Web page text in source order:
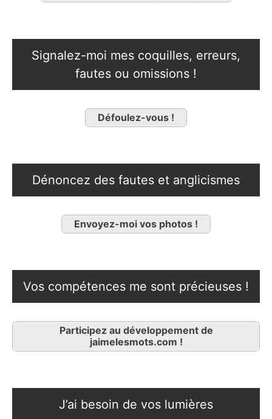
Signalez-moi mes coquilles, erreurs,
fautes ou omissions !
Défoulez-vous !
Dénoncez des fautes et anglicismes
Envoyez-moi vos photos !
Vos compétences me sont précieuses !
Participez au développement de
jaimelesmots.com !
J’ai besoin de vos lumières